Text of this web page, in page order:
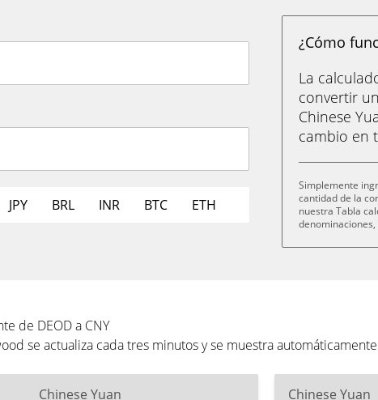
JPY BRL INR BTC ETH
¿Cómo
La
convertir
Chinese
cambio en
Simplemente
cantidad de la
nuestra Tabla
denominaciones,
de DEOD a CNY
se actualiza cada tres minutos y se muestra
Chinese Yuan Chinese Yuan